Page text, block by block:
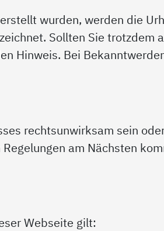
wurden, werden die
Sollten Sie trotzdem
Hinweis. Bei
rechtsunwirksam sein
am Nächsten
Webseite gilt: